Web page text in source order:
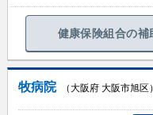
健康保険組合の補
牧病院
（大阪府 大阪市旭区）